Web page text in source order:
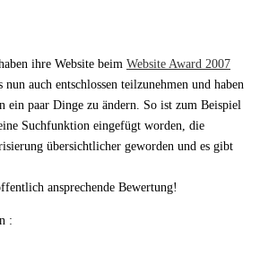
ihre Website beim Website Award 2007
auch entschlossen teilzunehmen und haben
ein paar Dinge zu ändern. So ist zum Beispiel
Suchfunktion eingefügt worden, die
übersichtlicher geworden und es gibt
ansprechende Bewertung!
: